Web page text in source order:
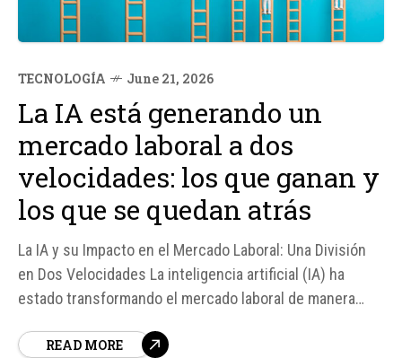
TECNOLOGÍA June 21, 2026
La IA está generando un
mercado laboral a dos
velocidades: los que ganan y
los que se quedan atrás
La IA y su Impacto en el Mercado Laboral: Una División
en Dos Velocidades La inteligencia artificial (IA) ha
estado transformando el mercado laboral de manera
PwC, que analizó más de 1. 000 millones de ofertas de
READ MORE